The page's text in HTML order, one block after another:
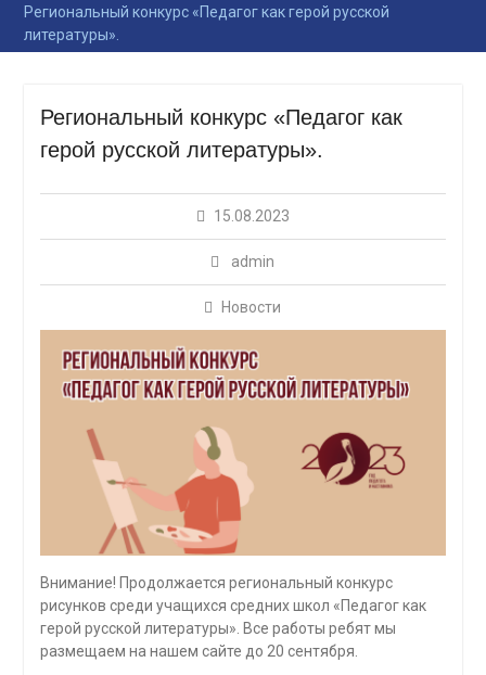
Региональный конкурс «Педагог как герой русской
литературы».
Региональный конкурс «Педагог как
герой русской литературы».
15.08.2023
admin
Новости
Внимание! Продолжается региональный конкурс
рисунков среди учащихся средних школ «Педагог как
герой русской литературы». Все работы ребят мы
размещаем на нашем сайте до 20 сентября.